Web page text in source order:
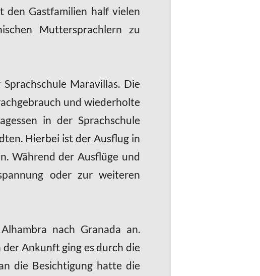
den Gastfamilien half vielen
Muttersprachlern zu
Maravillas. Die
und wiederholte
in der Sprachschule
Hierbei ist der Ausflug in
Während der Ausflüge und
oder zur weiteren
nach Granada an.
Ankunft ging es durch die
die Besichtigung hatte die